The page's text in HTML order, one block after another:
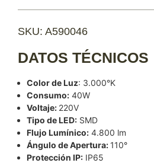
SKU: A590046
DATOS TÉCNICOS
Color de Luz: 3.000°K
Consumo: 40W
Voltaje: 220V
Tipo de LED: SMD
Flujo Lumínico: 4.800 lm
Ángulo de Apertura: 110°
Protección IP: IP65